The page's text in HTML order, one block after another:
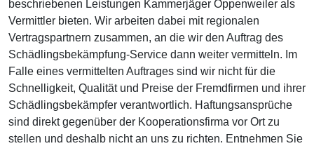
beschriebenen Leistungen Kammerjäger Oppenweiler als
Vermittler bieten. Wir arbeiten dabei mit regionalen
Vertragspartnern zusammen, an die wir den Auftrag des
Schädlingsbekämpfung-Service dann weiter vermitteln. Im
Falle eines vermittelten Auftrages sind wir nicht für die
Schnelligkeit, Qualität und Preise der Fremdfirmen und ihrer
Schädlingsbekämpfer verantwortlich. Haftungsansprüche
sind direkt gegenüber der Kooperationsfirma vor Ort zu
stellen und deshalb nicht an uns zu richten. Entnehmen Sie